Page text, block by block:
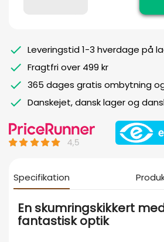
Leveringstid 1-3 hverdage på
Fragtfri over 499 kr
365 dages gratis ombytning
Danskejet, dansk lager og
Specifikation
En skumringskikkert
fantastisk optik